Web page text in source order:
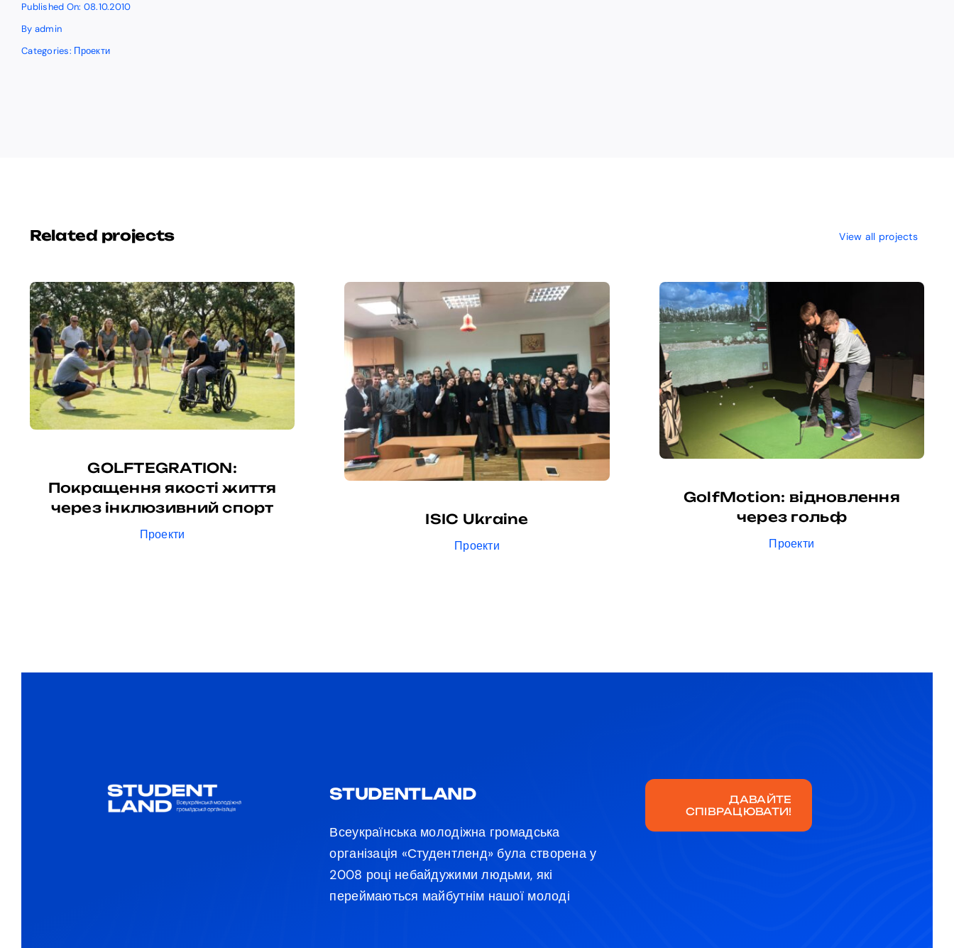
Published On: 08.10.2010
By admin
Categories: Проекти
Related projects View all projects
GOLFTEGRATION:
Покращення якості життя
через інклюзивний спорт
Проекти
ISIC Ukraine
Проекти
GolfMotion: відновлення
через гольф
Проекти
STUDENTLAND
Всеукраїнська молодіжна громадська
організація «Студентленд» була створена у
2008 році небайдужими людьми, які
переймаються майбутнім нашої молоді
ДАВАЙТЕ
СПІВРАЦЮВАТИ!